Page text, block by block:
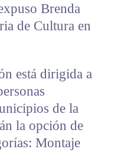
Brenda
de Cultura en
está dirigida a
de la
la opción de
Montaje